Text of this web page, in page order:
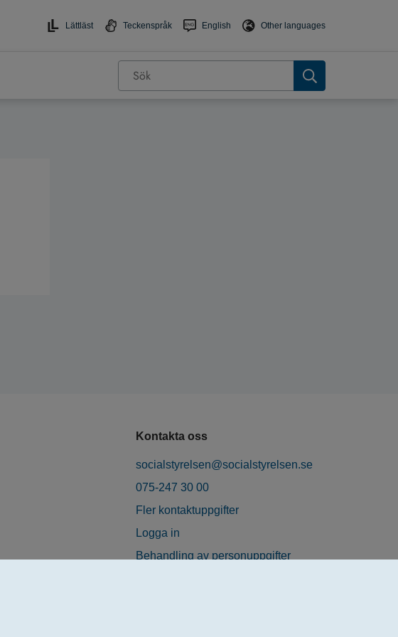
Lättläst Teckenspråk English Other languages
Kontakta oss
socialstyrelsen@socialstyrelsen.se
075-247 30 00
Fler kontaktuppgifter
Logga in
Behandling av personuppgifter